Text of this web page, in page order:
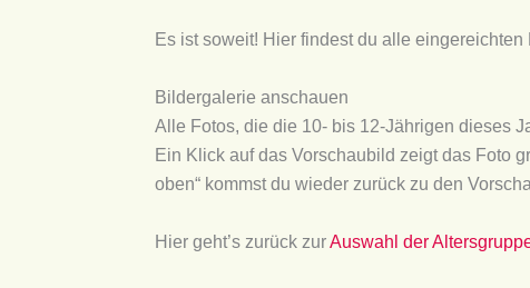
Es ist soweit! Hier findest du alle
Bildergalerie anschauen
Alle Fotos, die die 10- bis 12-Jährigen dieses
Ein Klick auf das Vorschaubild zeigt das Foto
oben“ kommst du wieder zurück zu den
Hier geht’s zurück zurAuswahl der